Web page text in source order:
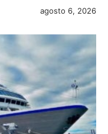
agosto 6, 2026